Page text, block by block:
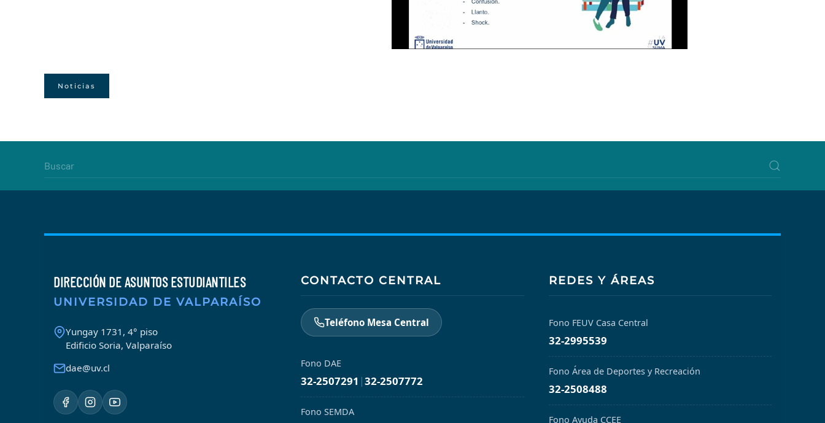
Noticias
DIRECCIÓN DE ASUNTOS ESTUDIANTILES
UNIVERSIDAD DE VALPARAÍSO
Yungay 1731, 4° piso
Edificio Soria, Valparaíso
dae@uv.cl
CONTACTO CENTRAL
Teléfono Mesa Central
Fono DAE
32-2507291 |32-2507772
Fono SEMDA
REDES Y ÁREAS
Fono FEUV Casa Central
32-2995539
Fono Área de Deportes y Recreación
32-2508488
Fono Ayuda CCEE